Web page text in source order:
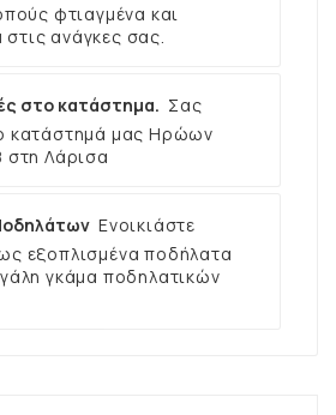
φτιαγμένα και
ανάγκες σας.
στο κατάστημα. Σας
κατάστημά μας Ηρώων
στη Λάρισα
Ενοικιάστε
εξοπλισμένα ποδήλατα
γκάμα ποδηλατικών